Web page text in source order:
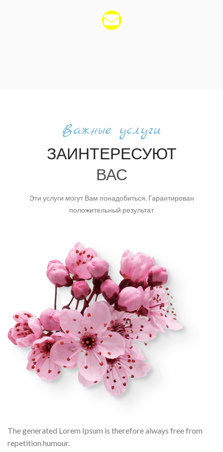
Важные услуги
ЗАИНТЕРЕСУЮТ
ВАС
Эти услуги могут Вам понадобиться. Гарантирован
положительный результат
The generated Lorem Ipsum is therefore always free from
repetition humour.